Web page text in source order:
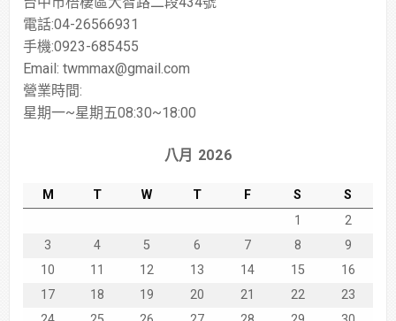
電話:04-26566931
手機:0923-685455
Email: twmmax@gmail.com
營業時間:
星期一~星期五08:30~18:00
八月 2026
M T W T F S
S
1
2
3
4 5 6 7 8
9
10
11 12 13 14 15
16
17
18 19 20 21 22
23